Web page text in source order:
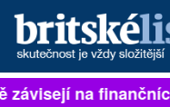
PŘIHLÁSIT
na